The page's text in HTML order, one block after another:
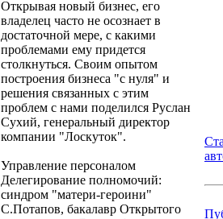
Открывая новый бизнес, его
владелец часто не осознает в
достаточной мере, с какими
проблемами ему придется
столкнуться. Своим опытом
построения бизнеса "с нуля" и
решения связанных с этим
проблем с нами поделился Руслан
Сухий, генеральный директор
компании "Лоскуток".
Управление персоналом
Делегирование полномочий:
синдром "матери-героини"
С.Потапов, бакалавр Открытого